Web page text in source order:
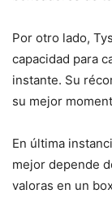
Por otro lado,
capacidad para
instante. Su
su mejor
En última
mejor depende
valoras en un